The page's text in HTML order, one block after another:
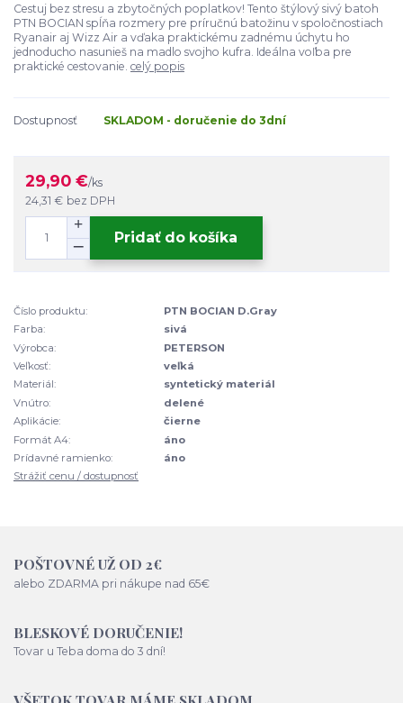
Cestuj bez stresu a zbytočných poplatkov! Tento štýlový sivý batoh
PTN BOCIAN spĺňa rozmery pre príručnú batožinu v spoločnostiach
Ryanair aj Wizz Air a vďaka praktickému zadnému úchytu ho
jednoducho nasunieš na madlo svojho kufra. Ideálna voľba pre
praktické cestovanie. celý popis
Dostupnosť SKLADOM - doručenie do 3dní
29,90 €/ks
24,31 € bez DPH
Pridať do košíka
Číslo produktu:
PTN BOCIAN D.Gray
Farba:
sivá
Výrobca:
PETERSON
Veľkosť:
veľká
Materiál:
syntetický materiál
Vnútro:
delené
Aplikácie:
čierne
Formát A4:
áno
Prídavné ramienko:
áno
Strážiť cenu / dostupnosť
POŠTOVNÉ UŽ OD 2€
alebo ZDARMA pri nákupe nad 65€
BLESKOVÉ DORUČENIE!
Tovar u Teba doma do 3 dní!